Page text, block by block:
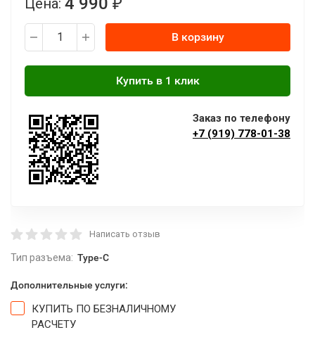
Цена: ₽
В корзину
Заказ по телефону
+7 (919) 778-01-38
Написать отзыв
Тип разъема: Type-C
Дополнительные услуги:
КУПИТЬ ПО БЕЗНАЛИЧНОМУ
РАСЧЕТУ